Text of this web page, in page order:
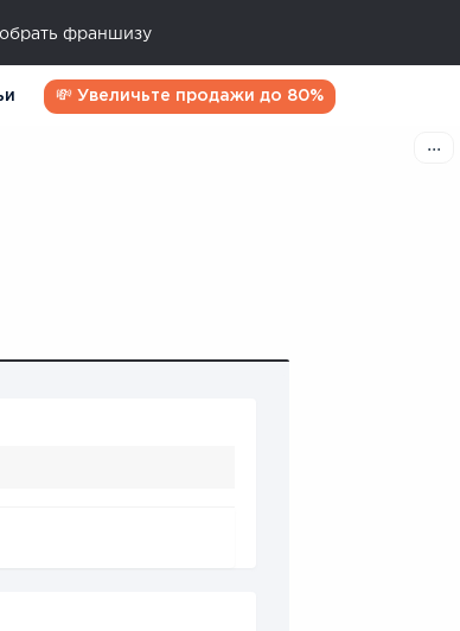
франшизу
💸 Увеличьте продажи до 80%